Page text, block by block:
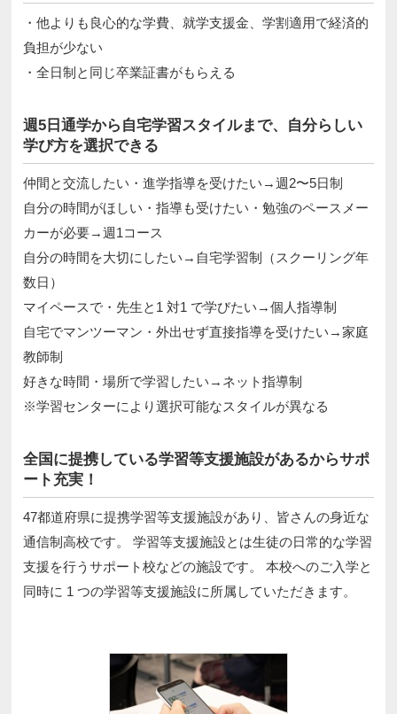
・他よりも良心的な学費、就学支援金、学割適用で経済的
負担が少ない
・全日制と同じ卒業証書がもらえる
週5日通学から自宅学習スタイルまで、自分らしい
学び方を選択できる
仲間と交流したい・進学指導を受けたい→週2〜5日制
自分の時間がほしい・指導も受けたい・勉強のペースメー
カーが必要→週1コース
自分の時間を大切にしたい→自宅学習制（スクーリング年
数日）
マイペースで・先生と1 対1 で学びたい→個人指導制
自宅でマンツーマン・外出せず直接指導を受けたい→家庭
教師制
好きな時間・場所で学習したい→ネット指導制
※学習センターにより選択可能なスタイルが異なる
全国に提携している学習等支援施設があるからサポ
ート充実！
47都道府県に提携学習等支援施設があり、皆さんの身近な
通信制高校です。 学習等支援施設とは生徒の日常的な学習
支援を行うサポート校などの施設です。 本校へのご入学と
同時に 1 つの学習等支援施設に所属していただきます。